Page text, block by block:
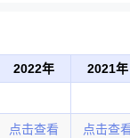
2022年 2021年
点击查看 点击查